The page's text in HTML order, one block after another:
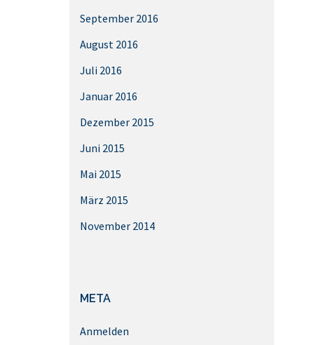
September 2016
August 2016
Juli 2016
Januar 2016
Dezember 2015
Juni 2015
Mai 2015
März 2015
November 2014
META
Anmelden